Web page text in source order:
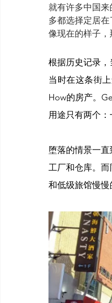
就有许多中国
多都选择定居
像现在的样子
根据历史记录
当时在这条街
How的房产。
用途只有两个
堕落的情景一
工厂和仓库。
和低级旅馆慢慢